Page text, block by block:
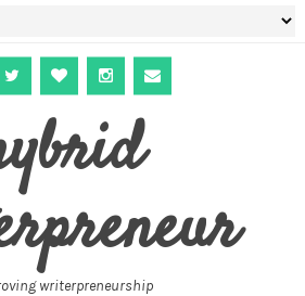
writerpreneurship